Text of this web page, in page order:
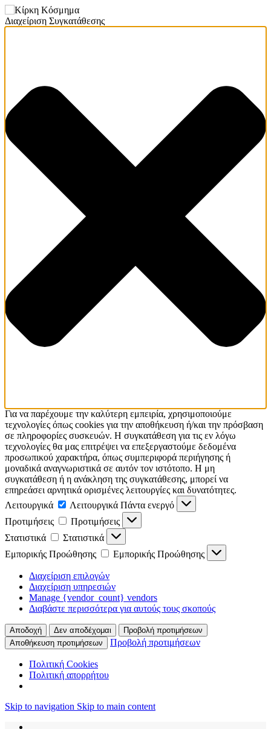
Διαχείριση Συγκατάθεσης
Για να παρέχουμε την καλύτερη εμπειρία, χρησιμοποιούμε
τεχνολογίες όπως cookies για την αποθήκευση ή/και την πρόσβαση
σε πληροφορίες συσκευών. Η συγκατάθεση για τις εν λόγω
τεχνολογίες θα μας επιτρέψει να επεξεργαστούμε δεδομένα
προσωπικού χαρακτήρα, όπως συμπεριφορά περιήγησης ή
μοναδικά αναγνωριστικά σε αυτόν τον ιστότοπο. Η μη
συγκατάθεση ή η ανάκληση της συγκατάθεσης, μπορεί να
επηρεάσει αρνητικά ορισμένες λειτουργίες και δυνατότητες.
Λειτουργικά
Λειτουργικά Πάντα ενεργό
Προτιμήσεις
Προτιμήσεις
Στατιστικά
Στατιστικά
Εμπορικής Προώθησης
Εμπορικής Προώθησης
Διαχείριση επιλογών
Διαχείριση υπηρεσιών
Manage {vendor_count} vendors
Διαβάστε περισσότερα για αυτούς τους σκοπούς
Αποδοχή Δεν αποδέχομαι
Προβολή προτιμήσεων
Αποθήκευση προτιμήσεων
Προβολή προτιμήσεων
Πολιτική Cookies
Πολιτική απορρήτου
Skip to navigation Skip to main content